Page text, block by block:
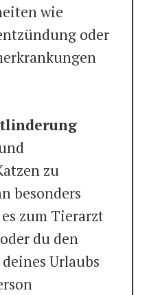
wie
oder
zu
besonders
zum Tierarzt
du den
Urlaubs